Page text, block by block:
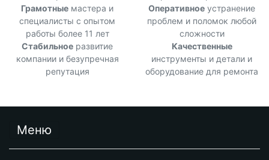
Грамотные мастера и
специалисты с опытом
работы более 11 лет
Оперативное устранение
проблем и поломок любой
сложности
Стабильное развитие
компании и безупречная
репутация
Качественные
инструменты и детали и
оборудование для ремонта
Меню